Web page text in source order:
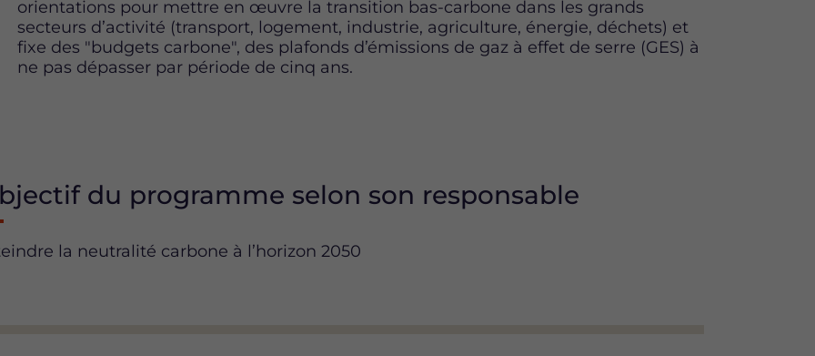
orientations pour mettre en œuvre la transition bas-carbone dans les grands
secteurs d’activité (transport, logement, industrie, agriculture, énergie, déchets) et
fixe des "budgets carbone", des plafonds d’émissions de gaz à effet de serre (GES) à
ne pas dépasser par période de cinq ans.
du programme selon son responsable
la neutralité carbone à l’horizon 2050